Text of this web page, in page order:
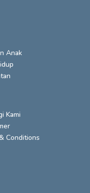
Anak
Kami
Conditions